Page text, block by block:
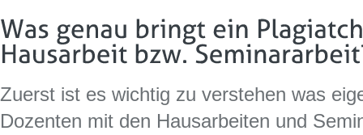
Zuerst ist es wichtig zu verstehen was
Dozenten mit den Hausarbeiten und